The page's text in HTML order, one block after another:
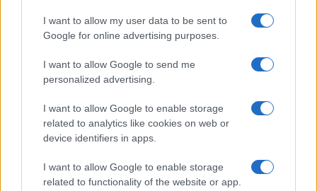
I want to allow my user data to be sent to
Google for online advertising purposes.
I want to allow Google to send me
personalized advertising.
I want to allow Google to enable storage
related to analytics like cookies on web or
device identifiers in apps.
I want to allow Google to enable storage
related to functionality of the website or app.
Guía completa para viajar con gatos: desde el
transporte hasta la documentación
Javier Ortega · 6 Ago 2026
GATOS